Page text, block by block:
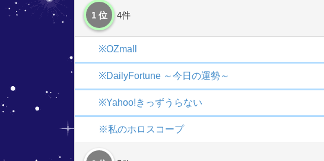
1 位 4件
※OZmall
※DailyFortune ～今日の運勢～
※Yahoo!きっずうらない
※私のホロスコープ